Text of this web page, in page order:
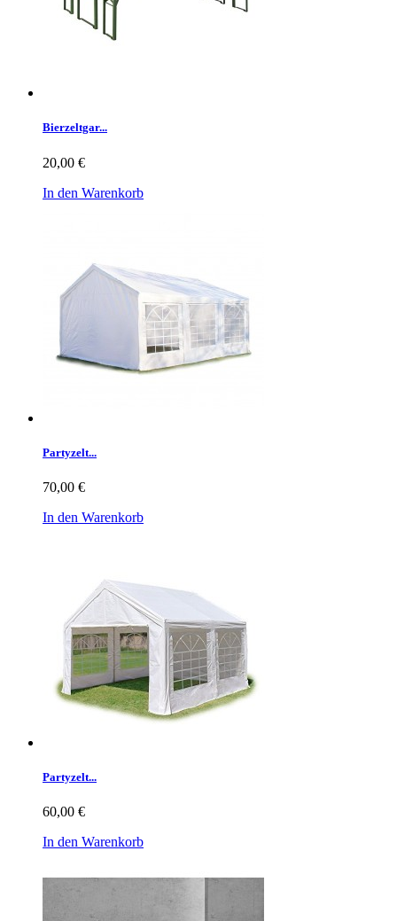
Bierzeltgar...
20,00 €
In den Warenkorb
Partyzelt...
70,00 €
In den Warenkorb
Partyzelt...
60,00 €
In den Warenkorb